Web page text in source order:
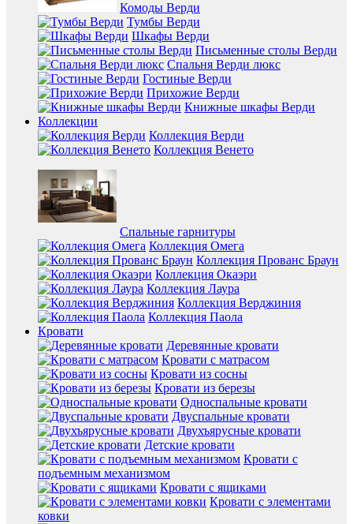
Комоды Верди
Тумбы Верди
Шкафы Верди
Письменные столы Верди
Спальня Верди люкс
Гостиные Верди
Прихожие Верди
Книжные шкафы Верди
Коллекции
Коллекция Верди
Коллекция Венето
Спальные гарнитуры
Коллекция Омега
Коллекция Прованс Браун
Коллекция Окаэри
Коллекция Лаура
Коллекция Верджиния
Коллекция Паола
Кровати
Деревянные кровати
Кровати с матрасом
Кровати из сосны
Кровати из березы
Односпальные кровати
Двуспальные кровати
Двухъярусные кровати
Детские кровати
Кровати с
подъемным механизмом
Кровати с ящиками
Кровати с элементами
ковки